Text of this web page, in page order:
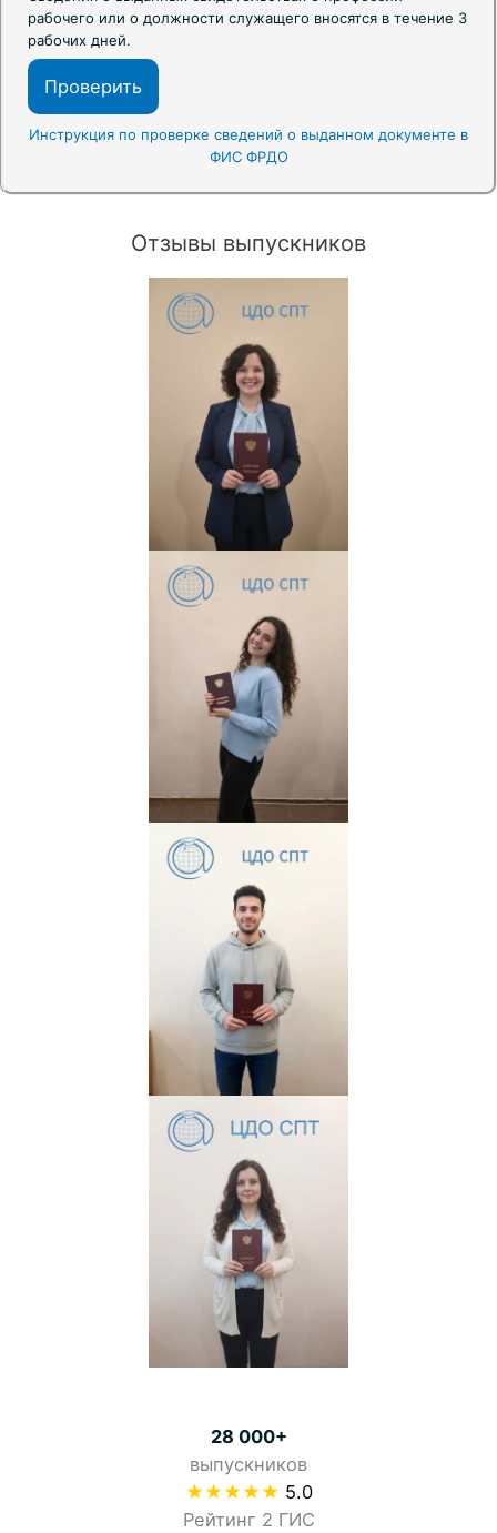
рабочего или о должности служащего вносятся в течение 3
рабочих дней.
Проверить
Инструкция по проверке сведений о выданном документе в
ФИС ФРДО
Отзывы выпускников
28 000+
выпускников
★★★★★ 5.0
Рейтинг 2 ГИС